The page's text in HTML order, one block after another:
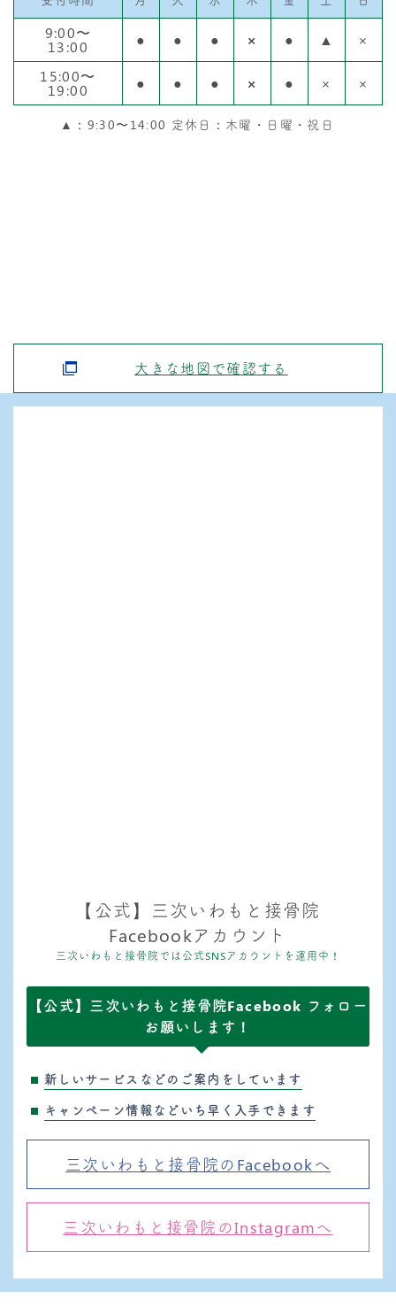
9:00〜
13:00 ● ● ● × ● ▲
×
15:00〜
19:00 ● ● ● × ● × ×
▲：9:30〜14:00 定休日：木曜・日曜・祝日
大きな地図で確認する
【公式】三次いわもと接骨院
Facebookアカウント
三次いわもと接骨院では公式SNSアカウントを運用中！
【公式】三次いわもと接骨院Facebook フォロー
お願いします！
新しいサービスなどのご案内をしています
キャンペーン情報などいち早く入手できます
三次いわもと接骨院のFacebookへ
三次いわもと接骨院のInstagramへ